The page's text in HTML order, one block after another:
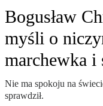
Bogusław
myśli o
marchewka i
Nie ma spokoju na
sprawdził.